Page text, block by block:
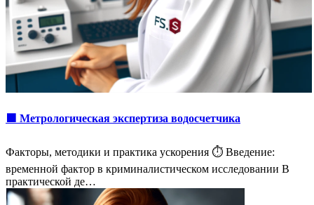
🟩 Метрологическая экспертиза водосчетчика
Факторы, методики и практика ускорения ⏱️ Введение:
временной фактор в криминалистическом исследовании В
практической де…